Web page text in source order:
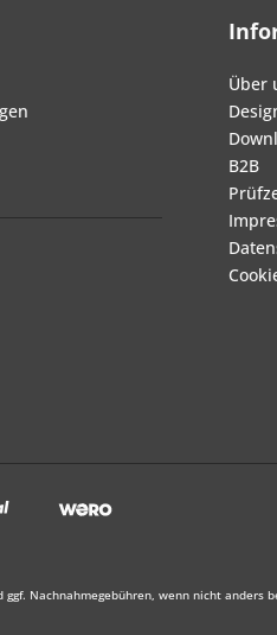
Über
B2B
ggf. Nachnahmegebühren, wenn nicht anders